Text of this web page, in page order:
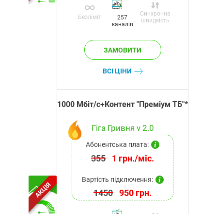
Безліміт
257
каналів
Синхронна
швидкість
ВСІ ЦІНИ
АКЦІЯ
1000 Мбіт/с+Контент "Преміум ТБ"*
Гіга Гривня v 2.0
Абонентська плата:
355 1 грн./міс.
Вартість підключення:
1450 950 грн.